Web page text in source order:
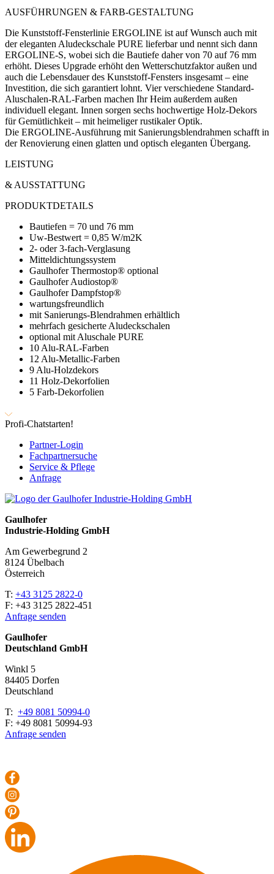
AUSFÜHRUNGEN & FARB-GESTALTUNG
Die Kunststoff-Fensterlinie ERGOLINE ist auf Wunsch auch mit
der eleganten Aludeckschale PURE lieferbar und nennt sich dann
ERGOLINE-S, wobei sich die Bautiefe daher von 70 auf 76 mm
erhöht. Dieses Upgrade erhöht den Wetterschutzfaktor außen und
auch die Lebensdauer des Kunststoff-Fensters insgesamt – eine
Investition, die sich garantiert lohnt. Vier verschiedene Standard-
Aluschalen-RAL-Farben machen Ihr Heim außerdem außen
individuell elegant. Innen sorgen sechs hochwertige Holz-Dekors
für Gemütlichkeit – mit heimeliger rustikaler Optik.
Die ERGOLINE-Ausführung mit Sanierungsblendrahmen schafft in
der Renovierung einen glatten und optisch eleganten Übergang.
LEISTUNG
& AUSSTATTUNG
PRODUKTDETAILS
Bautiefen = 70 und 76 mm
Uw-Bestwert = 0,85 W/m2K
2- oder 3-fach-Verglasung
Mitteldichtungssystem
Gaulhofer Thermostop® optional
Gaulhofer Audiostop®
Gaulhofer Dampfstop®
wartungsfreundlich
mit Sanierungs-Blendrahmen erhältlich
mehrfach gesicherte Aludeckschalen
optional mit Aluschale PURE
10 Alu-RAL-Farben
12 Alu-Metallic-Farben
9 Alu-Holzdekors
11 Holz-Dekorfolien
5 Farb-Dekorfolien
Profi-Chatstarten!
Partner-Login
Fachpartnersuche
Service & Pflege
Anfrage
Gaulhofer
Industrie-Holding GmbH
Am Gewerbegrund 2
8124 Übelbach
Österreich
T: +43 3125 2822-0
F: +43 3125 2822-451
Anfrage senden
Gaulhofer
Deutschland GmbH
Winkl 5
84405 Dorfen
Deutschland
T: +49 8081 50994-0
F: +49 8081 50994-93
Anfrage senden